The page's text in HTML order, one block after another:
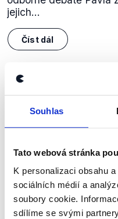
Souhlas
Tato webová stránka
K personalizaci obsahu
sociálních médií a
soubory cookie.
sdílíme se svými
jejich...
Číst dál
Zůstaňme v
kanálu, kde
shrnutí
Začněte nás
přehled o tom,